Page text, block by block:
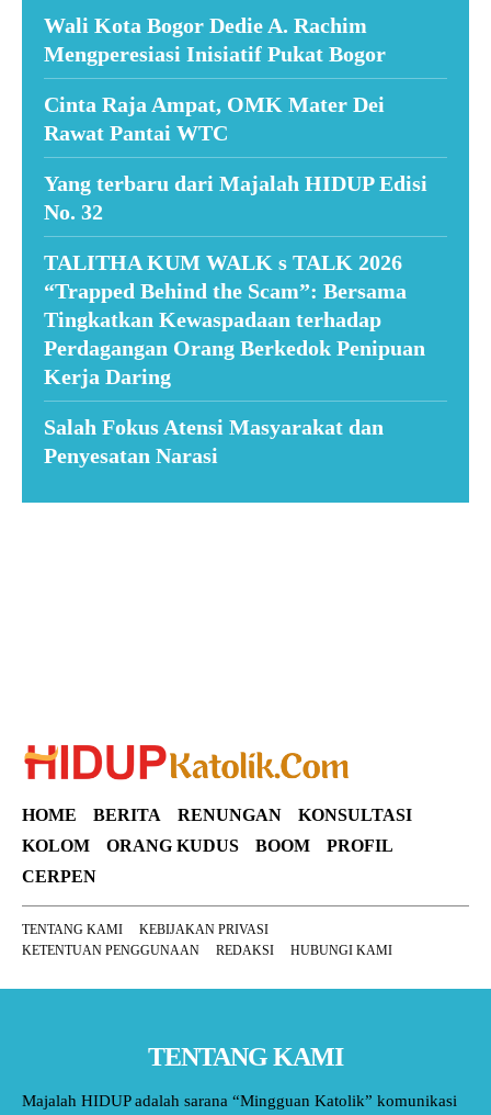
Wali Kota Bogor Dedie A. Rachim
Mengperesiasi Inisiatif Pukat Bogor
Cinta Raja Ampat, OMK Mater Dei
Rawat Pantai WTC
Yang terbaru dari Majalah HIDUP Edisi
No. 32
TALITHA KUM WALK s TALK 2026
“Trapped Behind the Scam”: Bersama
Tingkatkan Kewaspadaan terhadap
Perdagangan Orang Berkedok Penipuan
Kerja Daring
Salah Fokus Atensi Masyarakat dan
Penyesatan Narasi
HOME BERITA RENUNGAN
KONSULTASI
KOLOM
ORANG KUDUS BOOM
PROFIL
CERPEN
TENTANG KAMI
KEBIJAKAN PRIVASI
KETENTUAN PENGGUNAAN
REDAKSI HUBUNGI KAMI
TENTANG KAMI
Majalah HIDUP adalah sarana “Mingguan Katolik” komunikasi